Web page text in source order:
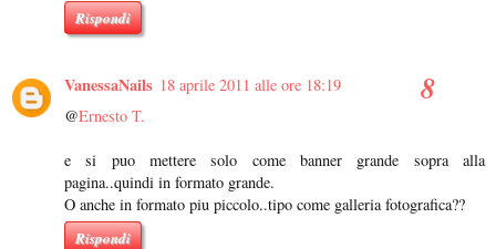
Rispondi
VanessaNails 18 aprile 2011 alle ore 18:19
@Ernesto T.
e si puo mettere solo come banner grande sopra alla
pagina..quindi in formato grande.
O anche in formato piu piccolo..tipo come galleria fotografica??
Rispondi